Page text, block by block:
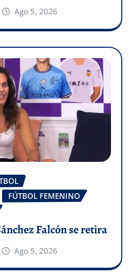
Ago 5, 2026
FÚTBOL FEMENINO
Falcón se retira
Ago 5, 2026